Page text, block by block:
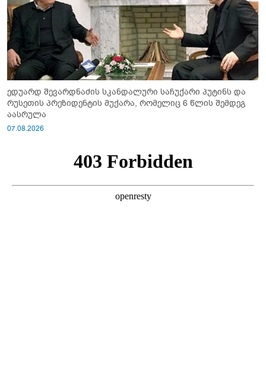
ედუარდ შევარდნაძის სკანდალური საჩუქარი პუტინს და
რუსეთის პრეზიდენტის მუქარა, რომელიც 6 წლის შემდეგ
აასრულა
07.08.2026